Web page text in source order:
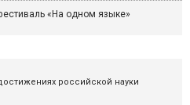
«На одном языке»
российской науки